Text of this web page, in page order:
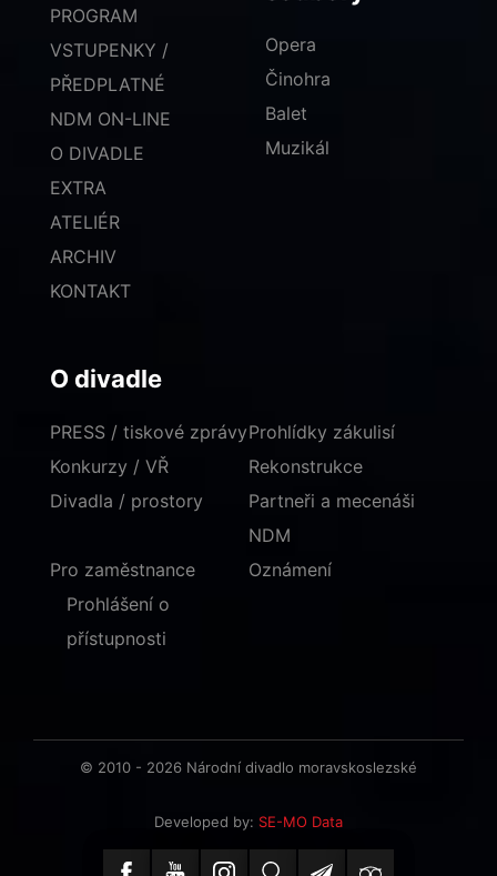
PROGRAM
VSTUPENKY /
PŘEDPLATNÉ
NDM ON-LINE
O DIVADLE
EXTRA
ATELIÉR
ARCHIV
KONTAKT
Opera
Činohra
Balet
Muzikál
O divadle
PRESS / tiskové zprávy
Konkurzy / VŘ
Divadla / prostory
Prohlídky zákulisí
Rekonstrukce
Partneři a mecenáši
NDM
Pro zaměstnance
Oznámení
Prohlášení o
přístupnosti
© 2010 - 2026 Národní divadlo moravskoslezské
Developed by: SE-MO Data